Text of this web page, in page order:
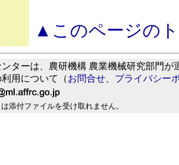
▲このページの
ターは、農研機構 農業機械研究部門が
用について（お問合せ プライバシー
付ファイルを受け取れません。